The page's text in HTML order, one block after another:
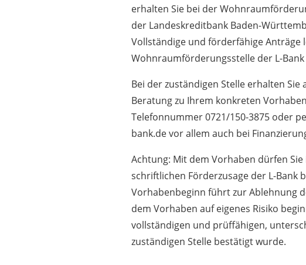
erhalten Sie bei der
der Landeskreditbank Baden-
Vollständige und förderfähige Anträge
Wohnraumförderungsstelle der L-
Bei der zuständigen Stelle erhalten
Beratung zu Ihrem konkreten
Telefonnummer 0721/150-3875 oder
bank.de vor allem auch bei
Achtung: Mit dem Vorhaben dürfen
schriftlichen Förderzusage der L-Bank
Vorhabenbeginn führt zur Ablehnung
dem Vorhabenauf eigenes Risiko
vollständigen und prüffähigen,
zuständigen Stelle bestätigt wurde.